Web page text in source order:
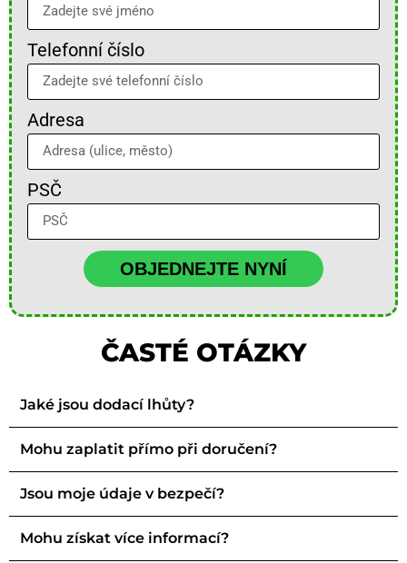
Telefonní číslo
Adresa
PSČ
OBJEDNEJTE NYNÍ
ČASTÉ OTÁZKY
Jaké jsou dodací lhůty?
Mohu zaplatit přímo při doručení?
Jsou moje údaje v bezpečí?
Mohu získat více informací?